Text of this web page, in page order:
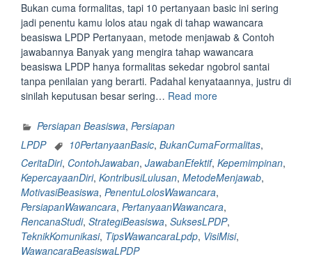
Bukan cuma formalitas, tapi 10 pertanyaan basic ini sering
jadi penentu kamu lolos atau ngak di tahap wawancara
beasiswa LPDP Pertanyaan, metode menjawab & Contoh
jawabannya Banyak yang mengira tahap wawancara
beasiswa LPDP hanya formalitas sekedar ngobrol santai
tanpa penilaian yang berarti. Padahal kenyataannya, justru di
sinilah keputusan besar sering… Read more“Bukan
tapi
pertanyaan
basic
ini
sering
jadi
penentu
Persiapan Beasiswa, Persiapan
LPDP
10PertanyaanBasic, BukanCumaFormalitas,
CeritaDiri, ContohJawaban, JawabanEfektif, Kepemimpinan,
KepercayaanDiri, KontribusiLulusan, MetodeMenjawab,
MotivasiBeasiswa, PenentuLolosWawancara,
PersiapanWawancara, PertanyaanWawancara,
RencanaStudi, StrategiBeasiswa, SuksesLPDP,
TeknikKomunikasi, TipsWawancaraLpdp, VisiMisi,
WawancaraBeasiswaLPDP